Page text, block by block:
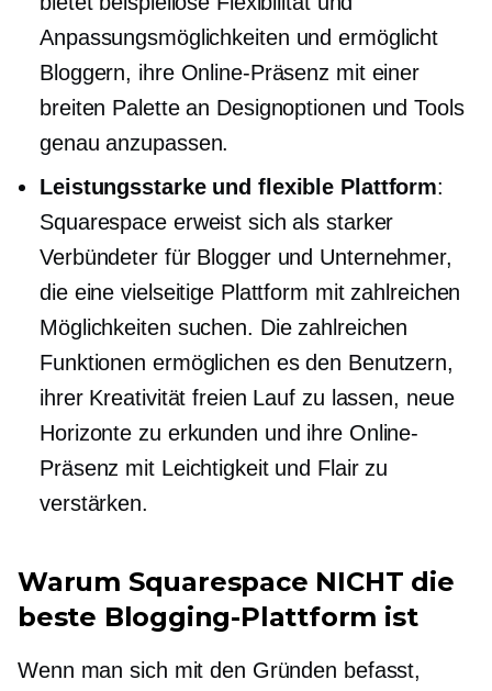
Anpassungsmöglichkeiten und ermöglicht
Bloggern, ihre Online-Präsenz mit einer
breiten Palette an Designoptionen und Tools
genau anzupassen.
Leistungsstarke und flexible Plattform:
Squarespace erweist sich als starker
Verbündeter für Blogger und Unternehmer,
die eine vielseitige Plattform mit zahlreichen
Möglichkeiten suchen. Die zahlreichen
Funktionen ermöglichen es den Benutzern,
ihrer Kreativität freien Lauf zu lassen, neue
Horizonte zu erkunden und ihre Online-
Präsenz mit Leichtigkeit und Flair zu
verstärken.
Warum Squarespace NICHT die
beste Blogging-Plattform ist
Wenn man sich mit den Gründen befasst,